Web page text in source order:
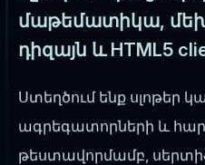
մաթեմատիկա,
դիզայն և HTML5
Ստեղծում ենք սլոթեր
ագրեգատորների և
թեստավորմամբ,